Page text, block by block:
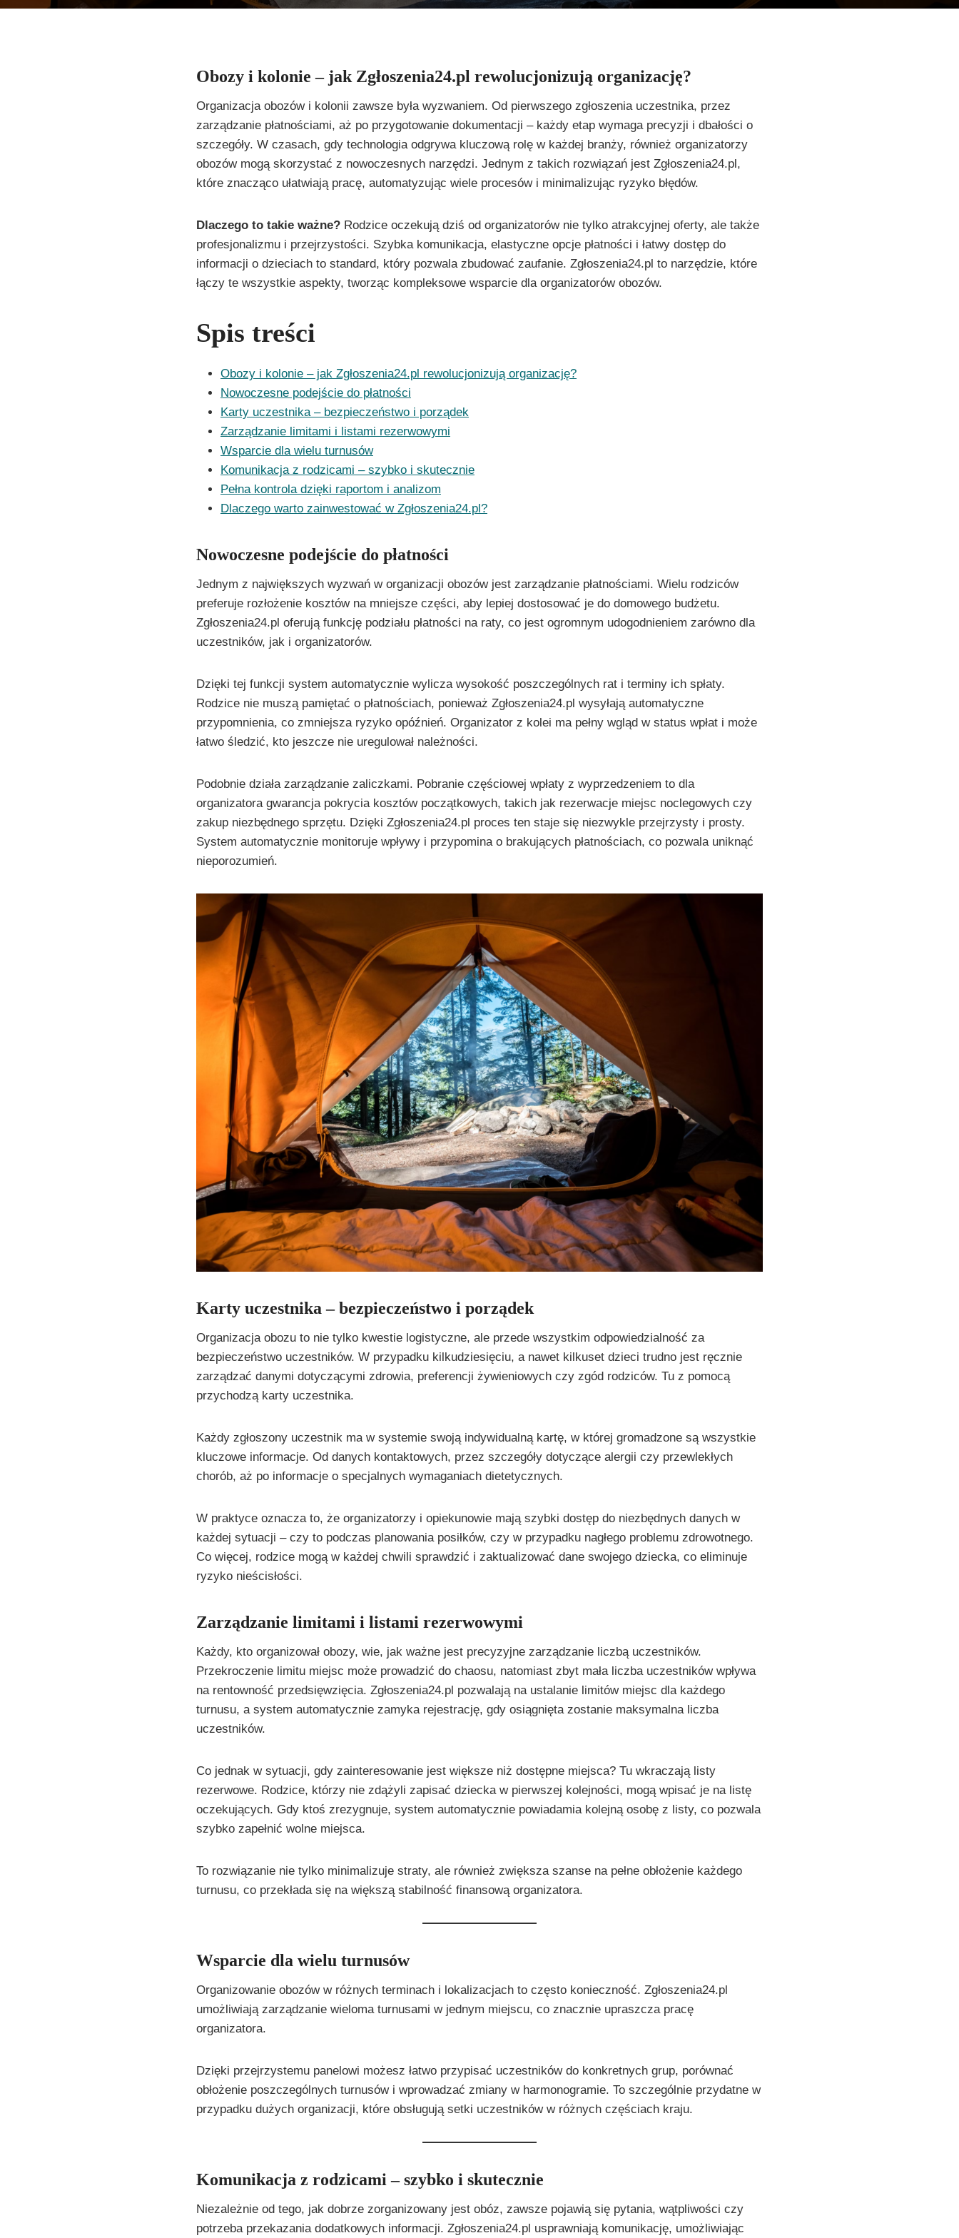
Obozy i kolonie – jak Zgłoszenia24.pl rewolucjonizują organizację?
Organizacja obozów i kolonii zawsze była wyzwaniem. Od pierwszego zgłoszenia uczestnika, przez
zarządzanie płatnościami, aż po przygotowanie dokumentacji – każdy etap wymaga precyzji i dbałości o
szczegóły. W czasach, gdy technologia odgrywa kluczową rolę w każdej branży, również organizatorzy
obozów mogą skorzystać z nowoczesnych narzędzi. Jednym z takich rozwiązań jest Zgłoszenia24.pl,
które znacząco ułatwiają pracę, automatyzując wiele procesów i minimalizując ryzyko błędów.
Dlaczego to takie ważne? Rodzice oczekują dziś od organizatorów nie tylko atrakcyjnej oferty, ale także
profesjonalizmu i przejrzystości. Szybka komunikacja, elastyczne opcje płatności i łatwy dostęp do
informacji o dzieciach to standard, który pozwala zbudować zaufanie. Zgłoszenia24.pl to narzędzie, które
łączy te wszystkie aspekty, tworząc kompleksowe wsparcie dla organizatorów obozów.
Spis treści
Obozy i kolonie – jak Zgłoszenia24.pl rewolucjonizują organizację?
Nowoczesne podejście do płatności
Karty uczestnika – bezpieczeństwo i porządek
Zarządzanie limitami i listami rezerwowymi
Wsparcie dla wielu turnusów
Komunikacja z rodzicami – szybko i skutecznie
Pełna kontrola dzięki raportom i analizom
Dlaczego warto zainwestować w Zgłoszenia24.pl?
Nowoczesne podejście do płatności
Jednym z największych wyzwań w organizacji obozów jest zarządzanie płatnościami. Wielu rodziców
preferuje rozłożenie kosztów na mniejsze części, aby lepiej dostosować je do domowego budżetu.
Zgłoszenia24.pl oferują funkcję podziału płatności na raty, co jest ogromnym udogodnieniem zarówno dla
uczestników, jak i organizatorów.
Dzięki tej funkcji system automatycznie wylicza wysokość poszczególnych rat i terminy ich spłaty.
Rodzice nie muszą pamiętać o płatnościach, ponieważ Zgłoszenia24.pl wysyłają automatyczne
przypomnienia, co zmniejsza ryzyko opóźnień. Organizator z kolei ma pełny wgląd w status wpłat i może
łatwo śledzić, kto jeszcze nie uregulował należności.
Podobnie działa zarządzanie zaliczkami. Pobranie częściowej wpłaty z wyprzedzeniem to dla
organizatora gwarancja pokrycia kosztów początkowych, takich jak rezerwacje miejsc noclegowych czy
zakup niezbędnego sprzętu. Dzięki Zgłoszenia24.pl proces ten staje się niezwykle przejrzysty i prosty.
System automatycznie monitoruje wpływy i przypomina o brakujących płatnościach, co pozwala uniknąć
nieporozumień.
Karty uczestnika – bezpieczeństwo i porządek
Organizacja obozu to nie tylko kwestie logistyczne, ale przede wszystkim odpowiedzialność za
bezpieczeństwo uczestników. W przypadku kilkudziesięciu, a nawet kilkuset dzieci trudno jest ręcznie
zarządzać danymi dotyczącymi zdrowia, preferencji żywieniowych czy zgód rodziców. Tu z pomocą
przychodzą karty uczestnika.
Każdy zgłoszony uczestnik ma w systemie swoją indywidualną kartę, w której gromadzone są wszystkie
kluczowe informacje. Od danych kontaktowych, przez szczegóły dotyczące alergii czy przewlekłych
chorób, aż po informacje o specjalnych wymaganiach dietetycznych.
W praktyce oznacza to, że organizatorzy i opiekunowie mają szybki dostęp do niezbędnych danych w
każdej sytuacji – czy to podczas planowania posiłków, czy w przypadku nagłego problemu zdrowotnego.
Co więcej, rodzice mogą w każdej chwili sprawdzić i zaktualizować dane swojego dziecka, co eliminuje
ryzyko nieścisłości.
Zarządzanie limitami i listami rezerwowymi
Każdy, kto organizował obozy, wie, jak ważne jest precyzyjne zarządzanie liczbą uczestników.
Przekroczenie limitu miejsc może prowadzić do chaosu, natomiast zbyt mała liczba uczestników wpływa
na rentowność przedsięwzięcia. Zgłoszenia24.pl pozwalają na ustalanie limitów miejsc dla każdego
turnusu, a system automatycznie zamyka rejestrację, gdy osiągnięta zostanie maksymalna liczba
uczestników.
Co jednak w sytuacji, gdy zainteresowanie jest większe niż dostępne miejsca? Tu wkraczają listy
rezerwowe. Rodzice, którzy nie zdążyli zapisać dziecka w pierwszej kolejności, mogą wpisać je na listę
oczekujących. Gdy ktoś zrezygnuje, system automatycznie powiadamia kolejną osobę z listy, co pozwala
szybko zapełnić wolne miejsca.
To rozwiązanie nie tylko minimalizuje straty, ale również zwiększa szanse na pełne obłożenie każdego
turnusu, co przekłada się na większą stabilność finansową organizatora.
Wsparcie dla wielu turnusów
Organizowanie obozów w różnych terminach i lokalizacjach to często konieczność. Zgłoszenia24.pl
umożliwiają zarządzanie wieloma turnusami w jednym miejscu, co znacznie upraszcza pracę
organizatora.
Dzięki przejrzystemu panelowi możesz łatwo przypisać uczestników do konkretnych grup, porównać
obłożenie poszczególnych turnusów i wprowadzać zmiany w harmonogramie. To szczególnie przydatne w
przypadku dużych organizacji, które obsługują setki uczestników w różnych częściach kraju.
Komunikacja z rodzicami – szybko i skutecznie
Niezależnie od tego, jak dobrze zorganizowany jest obóz, zawsze pojawią się pytania, wątpliwości czy
potrzeba przekazania dodatkowych informacji. Zgłoszenia24.pl usprawniają komunikację, umożliwiając